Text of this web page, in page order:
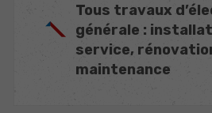
Tous travaux
générale :
service,
maintenance